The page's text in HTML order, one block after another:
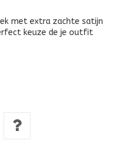
met extra zachte satijn
keuze de je outfit